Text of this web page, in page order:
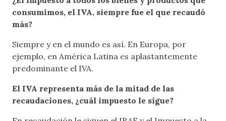
consumimos, el IVA, siempre fue el que recaudó
más?
Siempre y en el mundo es así. En Europa, por
ejemplo, en América Latina es aplastantemente
predominante el IVA.
El IVA representa más de la mitad de las
recaudaciones, ¿cuál impuesto le sigue?